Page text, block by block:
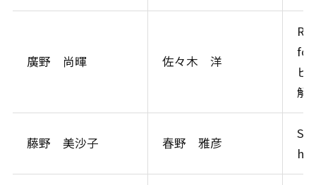
廣野 尚暉 佐々木 洋
ピ
解
藤野 美沙子 春野 雅彦